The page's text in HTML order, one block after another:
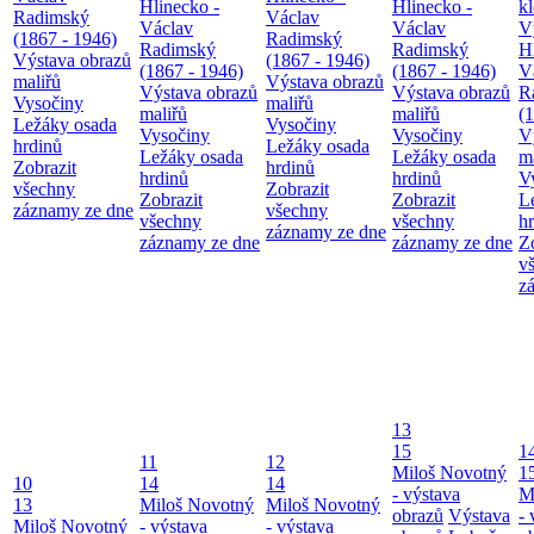
Radimský
(1867 - 1946)
Výstava obrazů
maliřů
Vysočiny
Ležáky osada
hrdinů
Zobrazit
všechny
záznamy ze dne
Hlinecko -
Václav
Radimský
(1867 - 1946)
Výstava obrazů
maliřů
Vysočiny
Ležáky osada
hrdinů
Zobrazit
všechny
záznamy ze dne
Václav
Radimský
(1867 - 1946)
Výstava obrazů
maliřů
Vysočiny
Ležáky osada
hrdinů
Zobrazit
všechny
záznamy ze dne
Hlinecko -
Václav
Radimský
(1867 - 1946)
Výstava obrazů
maliřů
Vysočiny
Ležáky osada
hrdinů
Zobrazit
všechny
záznamy ze dne
10
13
Miloš Novotný
11
14
Miloš Novotný
- výstava
12
14
Miloš Novotný
- výstava
13
15
Miloš Novotný
- výstava
obrazů Výstava -